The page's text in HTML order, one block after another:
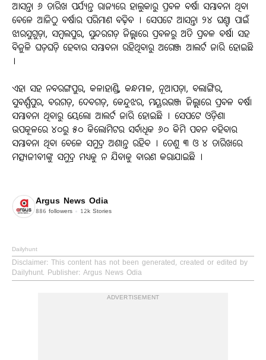
ଆସନ୍ତା ୬ ତାରିଖ ପର୍ଯ୍ୟନ୍ତ ରାଜ୍ୟରେ ହାଲୁକାରୁ ପ୍ରବଳ ବର୍ଷା ସମ୍ଭାବନା ଥିବା
ବେଳେ ଆଜିଠୁ ବର୍ଷାର ପରିମାଣ ବଢ଼ିବ । ସେପଟେ ଆସନ୍ତା ୨୪ ଘଣ୍ଟା ପାଇଁ
ଝାରସୁଗୁଡ଼ା, ସମ୍ବଲପୁର, ସୁନ୍ଦରଗଡ଼ ଜିଲ୍ଲାରେ ପ୍ରବଳରୁ ଅତି ପ୍ରବଳ ବର୍ଷା ସହ
ବିଜୁଳି ଘଡ଼ଘଡ଼ି ହେବାର ସମ୍ଭାବନା ରହିଥିବାରୁ ଅରେଞ୍ଜ ଆଲର୍ଟ ଜାରି ହୋଇଛି
।
ଏହା ସହ ନବରଙ୍ଗପୁର, କଳାହାଣ୍ଡି, କନ୍ଧମାଳ, ନୂଆପଡ଼ା, ବଲାଙ୍ଗିର,
ସୁବର୍ଣ୍ଣପୁର, ବରଗଡ଼, ଦେବଗଡ଼, କେନ୍ଦୁଝର, ମୟୂରଭଞ୍ଜ ଜିଲ୍ଲାରେ ପ୍ରବଳ ବର୍ଷା
ସମ୍ଭାବନା ଥିବାରୁ ୟେଲୋ ଆଲର୍ଟ ଜାରି ହୋଇଛି । ସେପଟେ ଓଡ଼ିଶା
ଉପକୂଳରେ ୪୦ରୁ ୫୦ କିଲୋମିଟର ସର୍ବାଧିକ ୬୦ କିମି ପବନ ବହିବାର
ସମ୍ଭାବନା ଥିବା ବେଳେ ସମୁଦ୍ର ଅଶାନ୍ତ ରହିବ । ତେଣୁ ୩ ଓ ୪ ତାରିଖରେ
ମତ୍ସ୍ୟଜୀବୀଙ୍କୁ ସମୁଦ୍ର ମଧ୍ୟକୁ ନ ଯିବାକୁ ବାରଣ କରାଯାଇଛି ।
Argus News Odia
886 followers 12k Stories
Dailyhunt
Disclaimer: This content has not been generated, created or edited by
Dailyhunt. Publisher: Argus News Odia
ADVERTISEMENT